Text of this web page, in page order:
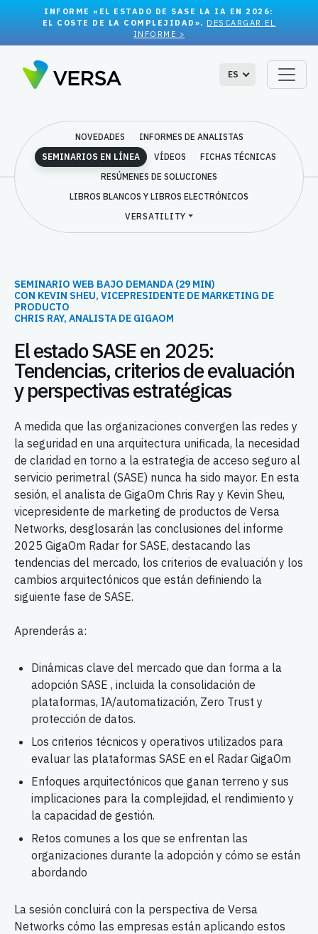
INFORME «EL ESTADO DE SASE LA IA EN 2026:
EL COSTE DE LA COMPLEJIDAD». DESCARGAR EL
INFORME >
ES
NOVEDADES
INFORMES DE ANALISTAS
SEMINARIOS EN LÍNEA
VÍDEOS
FICHAS TÉCNICAS
RESÚMENES DE SOLUCIONES
LIBROS BLANCOS Y LIBROS ELECTRÓNICOS
VERSATILITY
SEMINARIO WEB BAJO DEMANDA (29 MIN)
CON KEVIN SHEU, VICEPRESIDENTE DE MARKETING DE
PRODUCTO
CHRIS RAY, ANALISTA DE GIGAOM
El estado SASE en 2025:
Tendencias, criterios de evaluación
y perspectivas estratégicas
A medida que las organizaciones convergen las redes y
la seguridad en una arquitectura unificada, la necesidad
de claridad en torno a la estrategia de acceso seguro al
servicio perimetral (SASE) nunca ha sido mayor. En esta
sesión, el analista de GigaOm Chris Ray y Kevin Sheu,
vicepresidente de marketing de productos de Versa
Networks, desglosarán las conclusiones del informe
2025 GigaOm Radar for SASE, destacando las
tendencias del mercado, los criterios de evaluación y los
cambios arquitectónicos que están definiendo la
siguiente fase de SASE.
Aprenderás a:
Dinámicas clave del mercado que dan forma a la
adopción SASE , incluida la consolidación de
plataformas, IA/automatización, Zero Trust y
protección de datos.
Los criterios técnicos y operativos utilizados para
evaluar las plataformas SASE en el Radar GigaOm
Enfoques arquitectónicos que ganan terreno y sus
implicaciones para la complejidad, el rendimiento y
la capacidad de gestión.
Retos comunes a los que se enfrentan las
organizaciones durante la adopción y cómo se están
abordando
La sesión concluirá con la perspectiva de Versa
Networks cómo las empresas están aplicando estos